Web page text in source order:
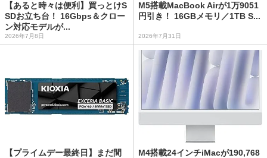
【あると時々は便利】買っとけS
SDお立ち台！ 16Gbps＆クロー
ン対応モデルが...
2026年7月8日
M5搭載MacBook Airが1万9051
円引き！ 16GBメモリ／1TB S...
2026年7月31日
【プライムデー最終日】まだ間
M4搭載24インチiMacが190,768